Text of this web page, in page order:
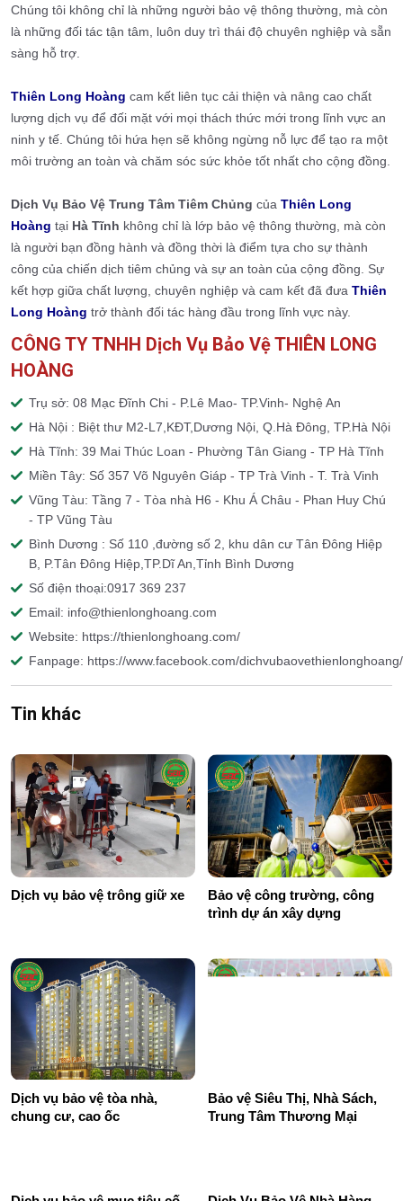
Chúng tôi không chỉ là những người bảo vệ thông thường, mà còn
là những đối tác tận tâm, luôn duy trì thái độ chuyên nghiệp và sẵn
sàng hỗ trợ.
Thiên Long Hoàng cam kết liên tục cải thiện và nâng cao chất
lượng dịch vụ để đối mặt với mọi thách thức mới trong lĩnh vực an
ninh y tế. Chúng tôi hứa hẹn sẽ không ngừng nỗ lực để tạo ra một
môi trường an toàn và chăm sóc sức khỏe tốt nhất cho cộng đồng.
Dịch Vụ Bảo Vệ Trung Tâm Tiêm Chủng của Thiên Long
Hoàng tại Hà Tĩnh không chỉ là lớp bảo vệ thông thường, mà còn
là người bạn đồng hành và đồng thời là điểm tựa cho sự thành
công của chiến dịch tiêm chủng và sự an toàn của cộng đồng. Sự
kết hợp giữa chất lượng, chuyên nghiệp và cam kết đã đưa Thiên
Long Hoàng trở thành đối tác hàng đầu trong lĩnh vực này.
CÔNG TY TNHH Dịch Vụ Bảo Vệ THIÊN LONG
HOÀNG
Trụ sở: 08 Mạc Đĩnh Chi - P.Lê Mao- TP.Vinh- Nghệ An
Hà Nội : Biệt thư M2-L7,KĐT,Dương Nội, Q.Hà Đông, TP.Hà Nội
Hà Tĩnh: 39 Mai Thúc Loan - Phường Tân Giang - TP Hà Tĩnh
Miền Tây: Số 357 Võ Nguyên Giáp - TP Trà Vinh - T. Trà Vinh
Vũng Tàu: Tầng 7 - Tòa nhà H6 - Khu Á Châu - Phan Huy Chú
- TP Vũng Tàu
Bình Dương : Số 110 ,đường số 2, khu dân cư Tân Đông Hiệp
B, P.Tân Đông Hiệp,TP.Dĩ An,Tỉnh Bình Dương
Số điện thoại:0917 369 237
Email: info@thienlonghoang.com
Website: https://thienlonghoang.com/
Fanpage: https://www.facebook.com/dichvubaovethienlonghoang/
Tin khác
Dịch vụ bảo vệ trông giữ xe
Bảo vệ công trường, công
trình dự án xây dựng
Dịch vụ bảo vệ tòa nhà,
chung cư, cao ốc
Bảo vệ Siêu Thị, Nhà Sách,
Trung Tâm Thương Mại